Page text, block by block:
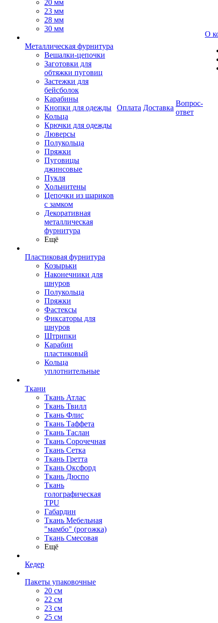
20 мм
23 мм
28 мм
30 мм
Металлическая фурнитура
Вешалки-цепочки
Заготовки для
обтяжки пуговиц
Застежки для
бейсболок
Карабины
Кнопки для одежды
Кольца
Крючки для одежды
Люверсы
Полукольца
Пряжки
Пуговицы
джинсовые
Пукля
Хольнитены
Цепочки из шариков
с замком
Декоративная
металлическая
фурнитура
Ещё
Пластиковая фурнитура
Козырьки
Наконечники для
шнуров
Полукольца
Пряжки
Фастексы
Фиксаторы для
шнуров
Штрипки
Карабин
пластиковый
Кольца
уплотнительные
Ткани
Ткань Атлас
Ткань Твилл
Ткань Флис
Ткань Таффета
Ткань Таслан
Ткань Сорочечная
Ткань Сетка
Ткань Гретта
Ткань Оксфорд
Ткань Дюспо
Ткань
голографическая
TPU
Габардин
Ткань Мебельная
"мамбо" (рогожка)
Ткань Смесовая
Ещё
Кедер
Пакеты упаковочные
20 см
22 см
23 см
25 см
Оплата Доставка
Вопрос-
ответ
О